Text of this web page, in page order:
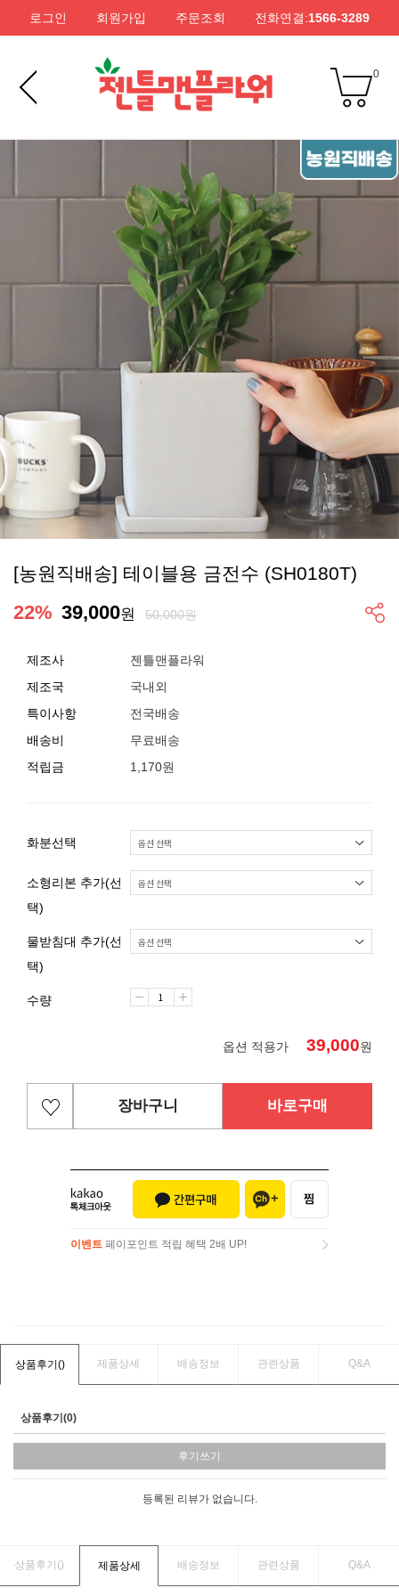
로그인 회원가입 주문조회 전화연결:1566-3289
0
[농원직배송] 테이블용 금전수 (SH0180T)
22% 39,000원 50,000원
제조사
젠틀맨플라워
제조국
국내외
특이사항
전국배송
배송비
무료배송
적립금
1,170원
화분선택
소형리본 추가(선
택)
물받침대 추가(선
택)
수량
옵션 적용가 39,000원
장바구니 바로구매
이벤트 페이포인트 적립 혜택 2배 UP!
상품후기() 제품상세 배송정보 관련상품 Q&A
상품후기(0)
후기쓰기
등록된 리뷰가 없습니다.
상품후기() 제품상세 배송정보 관련상품 Q&A